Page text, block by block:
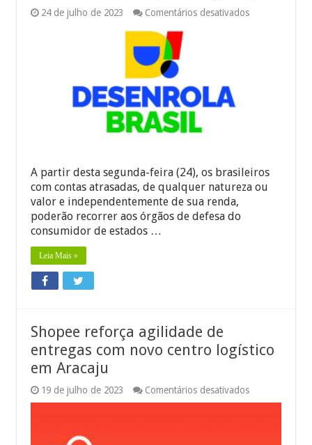
24 de julho de 2023 Comentários desativadosem
A partir desta segunda-feira (24), os brasileiros
com contas atrasadas, de qualquer natureza ou
valor e independentemente de sua renda,
poderão recorrer aos órgãos de defesa do
consumidor de estados …
Leia Mais »
Shopee reforça agilidade de
entregas com novo centro logístico
em Aracaju
19 de julho de 2023 Comentários desativadosem
Shopee